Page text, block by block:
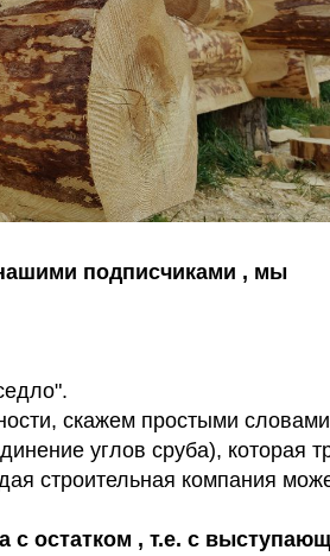
подписчиками , мы
скажем простыми
углов сруба), которая
строительная компания
с остатком , т.е. с